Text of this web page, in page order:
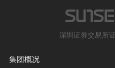
深圳证券交易所
集团概况